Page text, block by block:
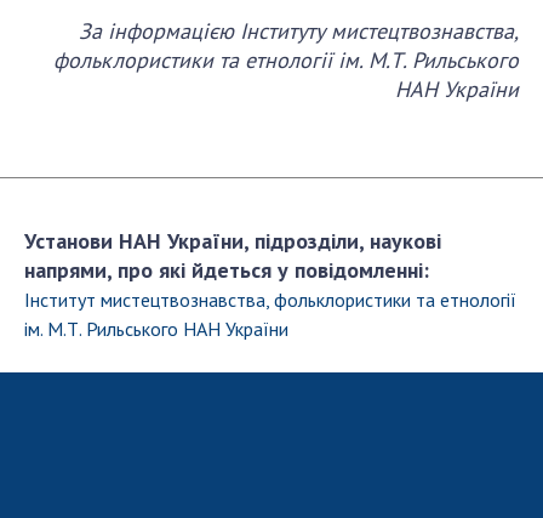
За інформацією Інституту мистецтвознавства,
фольклористики та етнології ім. М.Т. Рильського
НАН України
Установи НАН України, підрозділи, наукові
напрями, про які йдеться у повідомленні:
Інститут мистецтвознавства, фольклористики та етнології
ім. М.Т. Рильського НАН України